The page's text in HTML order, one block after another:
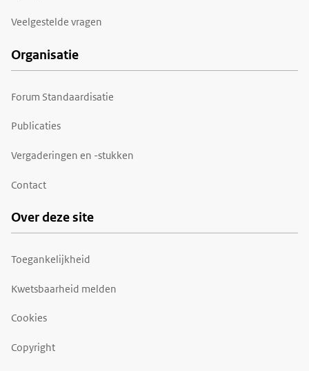
Veelgestelde vragen
Organisatie
Forum Standaardisatie
Publicaties
Vergaderingen en -stukken
Contact
Over deze site
Toegankelijkheid
Kwetsbaarheid melden
Cookies
Copyright